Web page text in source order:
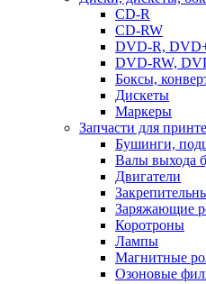
CD-R
CD-RW
DVD-R,
DVD-RW,
Боксы,
Дискеты
Маркеры
Запчасти для
Бушинги,
Валы выхода
Двигатели
Заряжающие
Коротроны
Лампы
Магнитные
Озоновые